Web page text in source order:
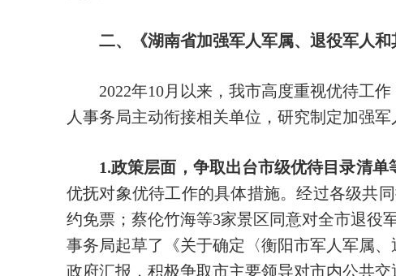
二、《湖南省加强军人军属、退役军人
2022年10月以来，我市高度重视优待工
人事务局主动衔接相关单位，研究制定加强
1.政策层面，争取出台市级优待目录清单
优抚对象优待工作的具体措施。经过各级共
约免票；蔡伦竹海等3家景区同意对全市退役
事务局起草了《关于确定〈衡阳市军人军属
政府汇报，积极争取市主要领导对市内公共